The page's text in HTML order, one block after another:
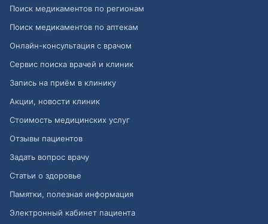
Поиск медикаментов по регионам
Поиск медикаментов по аптекам
Онлайн-консультация с врачом
Сервис поиска врачей и клиник
Запись на приём в клинику
Акции, новости клиник
Стоимость медицинских услуг
Отзывы пациентов
Задать вопрос врачу
Статьи о здоровье
Памятки, полезная информация
Электронный кабинет пациента